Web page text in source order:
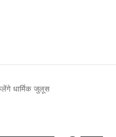
धार्मिक जुलूस